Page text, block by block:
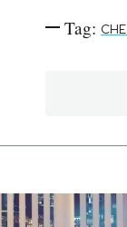
Tag: